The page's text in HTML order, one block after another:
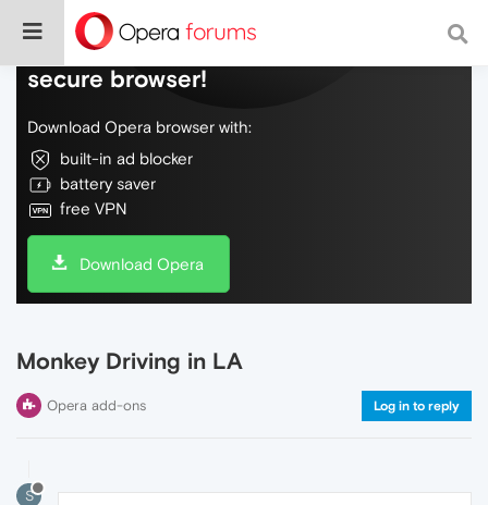
Do more on the web, with a fast and
secure browser!
Download Opera browser with:
built-in ad blocker
battery saver
free VPN
Download Opera
Monkey Driving in LA
Opera add-ons Log in to reply
S